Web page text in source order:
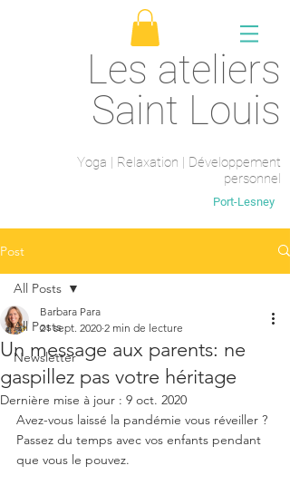
Les ateliers
Saint Louis
Yoga | Relaxation | Développement
personnel
Port-Lesney
Post
All Posts
Newsletter
All Posts
Un message aux parents: ne
gaspillez pas votre héritage
Barbara Para
21 sept. 2020 2 min de lecture
Dernière mise à jour : 9 oct. 2020
Avez-vous laissé la pandémie vous réveiller ?
Passez du temps avec vos enfants pendant
que vous le pouvez.